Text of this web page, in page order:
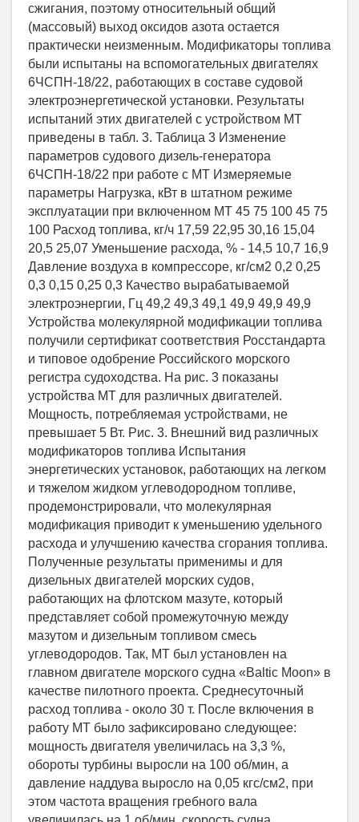
сжигания, поэтому относительный общий
(массовый) выход оксидов азота остается
практически неизменным. Модификаторы топлива
были испытаны на вспомогательных двигателях
6ЧСПН-18/22, работающих в составе судовой
электроэнергетической установки. Результаты
испытаний этих двигателей с устройством МТ
приведены в табл. 3. Таблица 3 Изменение
параметров судового дизель-генератора
6ЧСПН-18/22 при работе с МТ Измеряемые
параметры Нагрузка, кВт в штатном режиме
эксплуатации при включенном МТ 45 75 100 45 75
100 Расход топлива, кг/ч 17,59 22,95 30,16 15,04
20,5 25,07 Уменьшение расхода, % - 14,5 10,7 16,9
Давление воздуха в компрессоре, кг/см2 0,2 0,25
0,3 0,15 0,25 0,3 Качество вырабатываемой
электроэнергии, Гц 49,2 49,3 49,1 49,9 49,9 49,9
Устройства молекулярной модификации топлива
получили сертификат соответствия Росстандарта
и типовое одобрение Российского морского
регистра судоходства. На рис. 3 показаны
устройства МТ для различных двигателей.
Мощность, потребляемая устройствами, не
превышает 5 Вт. Рис. 3. Внешний вид различных
модификаторов топлива Испытания
энергетических установок, работающих на легком
и тяжелом жидком углеводородном топливе,
продемонстрировали, что молекулярная
модификация приводит к уменьшению удельного
расхода и улучшению качества сгорания топлива.
Полученные результаты применимы и для
дизельных двигателей морских судов,
работающих на флотском мазуте, который
представляет собой промежуточную между
мазутом и дизельным топливом смесь
углеводородов. Так, МТ был установлен на
главном двигателе морского судна «Bаltiс Moon» в
качестве пилотного проекта. Среднесуточный
расход топлива - около 30 т. После включения в
работу МТ было зафиксировано следующее:
мощность двигателя увеличилась на 3,3 %,
обороты турбины выросли на 100 об/мин, а
давление наддува выросло на 0,05 кгс/см2, при
этом частота вращения гребного вала